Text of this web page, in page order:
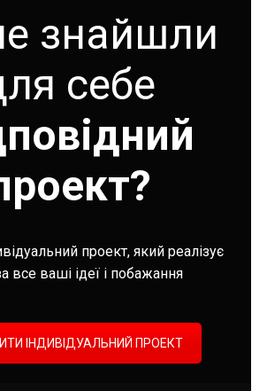
знайшли
себе
проект, який реалізує
все ваші ідеї і побажання
ІНДИВІДУАЛЬНИЙ ПРОЕКТ